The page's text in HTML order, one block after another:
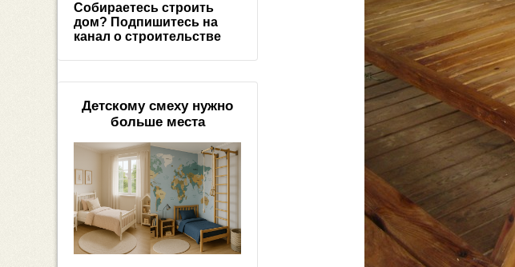
Собираетесь строить
дом? Подпишитесь на
канал о строительстве
Детскому смеху нужно
больше места